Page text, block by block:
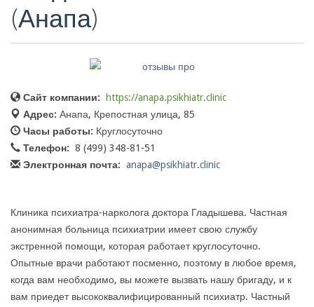
(Анапа)
Сайт компании:
https://anapa.psikhiatr.clinic
Адрес: Анапа, Крепостная улица, 85
Часы работы: Круглосуточно
Телефон: 8 (499) 348-81-51
Электронная почта: anapa@psikhiatr.clinic
Клиника психиатра-нарколога доктора Гладышева. Частная
анонимная больница психиатрии имеет свою службу
экстренной помощи, которая работает круглосуточно.
Опытные врачи работают посменно, поэтому в любое время,
когда вам необходимо, вы можете вызвать нашу бригаду, и к
вам приедет высококвалифицированный психиатр. Частный